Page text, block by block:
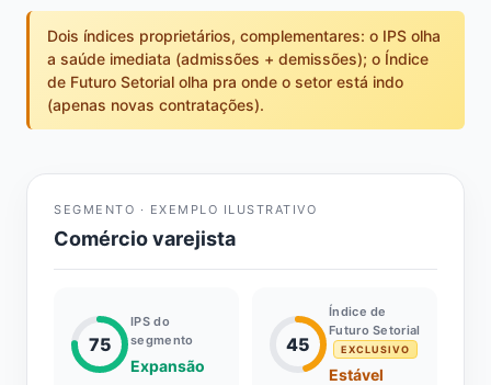
Dois índices proprietários, complementares: o IPS olha
a saúde imediata (admissões + demissões); o Índice
de Futuro Setorial olha pra onde o setor está indo
(apenas novas contratações).
SEGMENTO · EXEMPLO ILUSTRATIVO
Comércio varejista
75
IPS do
segmento
Expansão
45
Índice de
Futuro Setorial
EXCLUSIVO
Estável